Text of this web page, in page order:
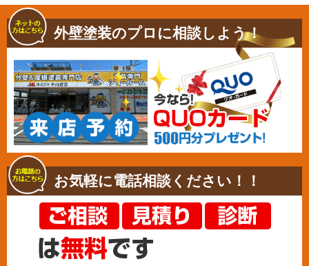
外壁塗装のプロに相談しよう！
お気軽に電話相談ください！！